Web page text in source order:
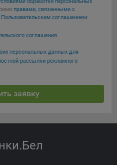
правами, связанными с
Пользовательским соглашением:
соглашения
персональных данных для
рассылки рекламного
заявку
.Бел